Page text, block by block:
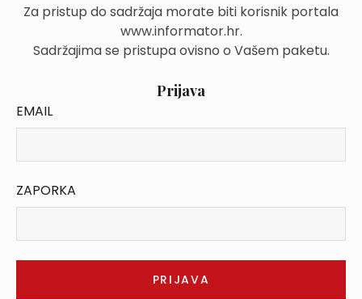
Za pristup do sadržaja morate biti korisnik portala
www.informator.hr.
Sadržajima se pristupa ovisno o Vašem paketu.
Prijava
EMAIL
ZAPORKA